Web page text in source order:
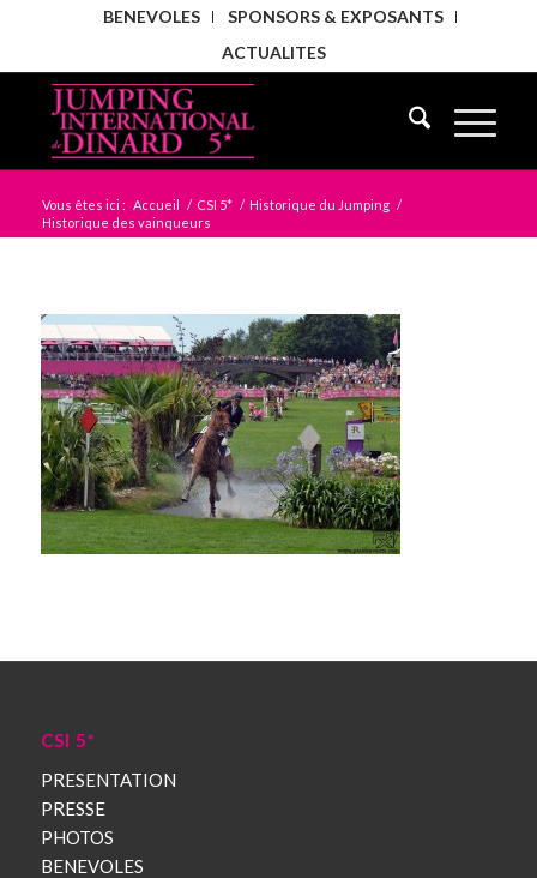
BENEVOLES
SPONSORS & EXPOSANTS
ACTUALITES
Vous êtes ici : Accueil / CSI 5* / Historique du Jumping /
Historique des vainqueurs
CSI 5*
PRESENTATION
PRESSE
PHOTOS
BENEVOLES